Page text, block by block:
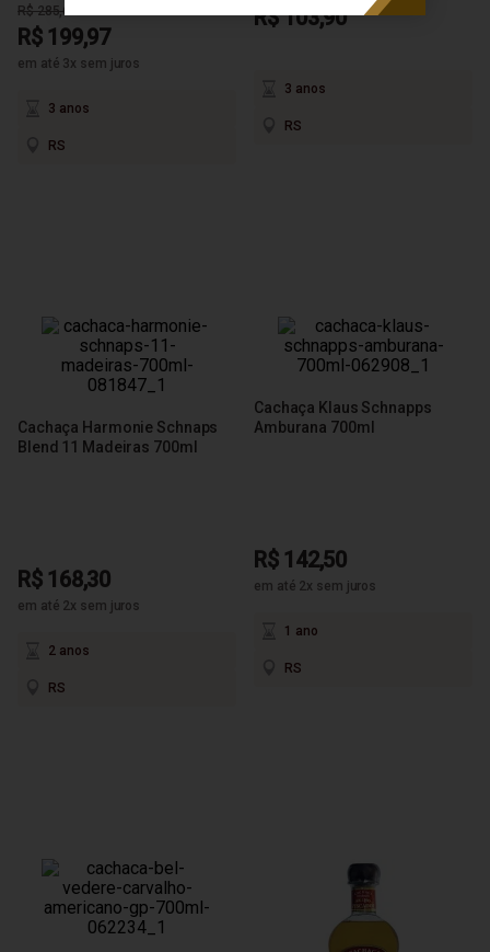
R$ 285,69
R$ 199,97
em até 3x sem juros
3 anos
RS
R$ 103,90
3 anos
RS
Cachaça Harmonie Schnaps
Blend 11 Madeiras 700ml
R$ 168,30
em até 2x sem juros
2 anos
RS
Cachaça Klaus Schnapps
Amburana 700ml
R$ 142,50
em até 2x sem juros
1 ano
RS